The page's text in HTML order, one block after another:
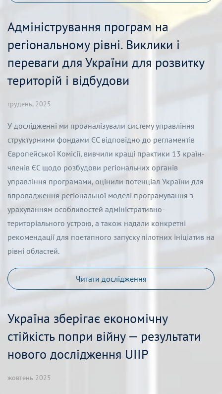
Адміністрування програм на
регіональному рівні. Виклики і
переваги для України для розвитку
територій і відбудови
грудень, 2025
У дослідженні ми проаналізували систему управління
структурними фондами ЄС відповідно до регламентів
Європейської Комісії, вивчили кращі практики 13 країн-
членів ЄС щодо розбудови регіональних органів
управління програмами, оцінили потенціал України для
впровадження регіональної моделі програмування з
урахуванням особливостей адміністративно-
територіального устрою, а також надали конкретні
рекомендації для поетапного запуску пілотних ініціатив на
рівні областей.
Читати дослідження
Україна зберігає економічну
стійкість попри війну — результати
нового дослідження UIIP
жовтень 2025